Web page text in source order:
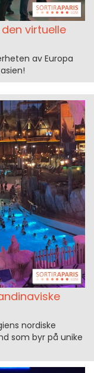
den virtuelle
av Europa
nordiske
som byr på unike